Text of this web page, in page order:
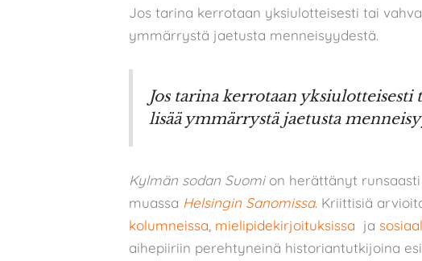
Jos tarina kerrotaan yksiulotteisesti tai
ymmärrystä jaetusta menneisyydestä.
Jos tarina kerrotaan yksiulotteisesti
lisää ymmärrystä jaetusta
Kylmän sodan Suomi on herättänyt
muassa Helsingin Sanomissa. Kriittisiä
kolumneissa, mielipidekirjoituksissa ja
aihepiiriin perehtyneinä historiantutkijoina